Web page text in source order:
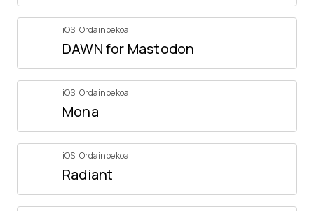
iOS, Ordainpekoa
DAWN for Mastodon
iOS, Ordainpekoa
Mona
iOS, Ordainpekoa
Radiant